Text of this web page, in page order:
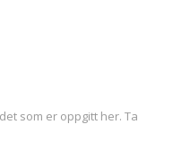
som er oppgitt her. Ta